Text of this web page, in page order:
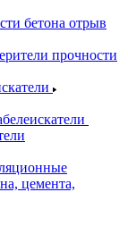
бетона отрыв
прочности
цемента,